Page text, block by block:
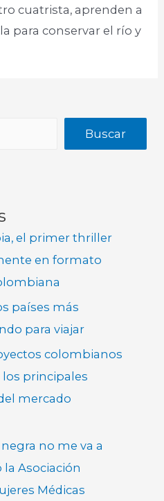
cuatrista, aprenden a
para conservar el río y
Buscar
el primer thriller
en formato
países más
para viajar
colombianos
principales
mercado
no me va a
la Asociación
Médicas